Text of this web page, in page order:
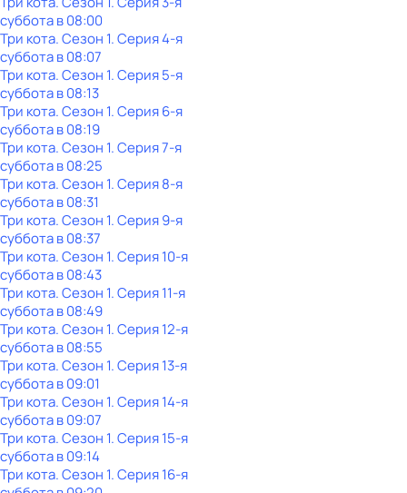
субботав08:00
Три кота. Сезон 1. Серия 4-я
субботав08:07
Три кота. Сезон 1. Серия 5-я
субботав08:13
Три кота. Сезон 1. Серия 6-я
субботав08:19
Три кота. Сезон 1. Серия 7-я
субботав08:25
Три кота. Сезон 1. Серия 8-я
субботав08:31
Три кота. Сезон 1. Серия 9-я
субботав08:37
Три кота. Сезон 1. Серия 10-я
субботав08:43
Три кота. Сезон 1. Серия 11-я
субботав08:49
Три кота. Сезон 1. Серия 12-я
субботав08:55
Три кота. Сезон 1. Серия 13-я
субботав09:01
Три кота. Сезон 1. Серия 14-я
субботав09:07
Три кота. Сезон 1. Серия 15-я
субботав09:14
Три кота. Сезон 1. Серия 16-я